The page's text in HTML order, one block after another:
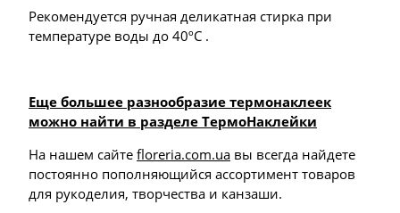
Рекомендуется ручная деликатная стирка при
температуре воды до 40ºС .
Еще большее разнообразие термонаклеек
можно найти в разделе ТермоНаклейки
На нашем сайте floreria.com.ua вы всегда найдете
постоянно пополняющийся ассортимент товаров
для рукоделия, творчества и канзаши.